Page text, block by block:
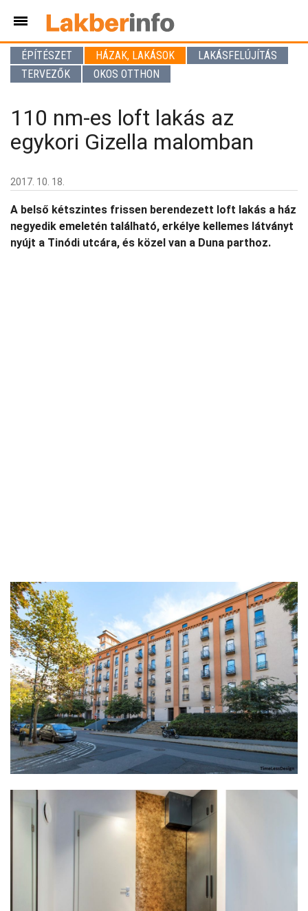
ÉPÍTÉSZET HÁZAK, LAKÁSOK
LAKÁSFELÚJÍTÁS
TERVEZŐK
OKOS OTTHON
110 nm-es loft lakás az
egykori Gizella malomban
2017. 10. 18.
A belső kétszintes frissen berendezett loft lakás a ház
negyedik emeletén található, erkélye kellemes látványt
nyújt a Tinódi utcára, és közel van a Duna parthoz.